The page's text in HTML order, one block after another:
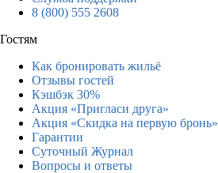
8 (800) 555 2608
Гостям
Как бронировать жильё
Отзывы гостей
Кэшбэк 30%
Акция «Пригласи друга»
Акция «Скидка на первую бронь»
Гарантии
Суточный Журнал
Вопросы и ответы